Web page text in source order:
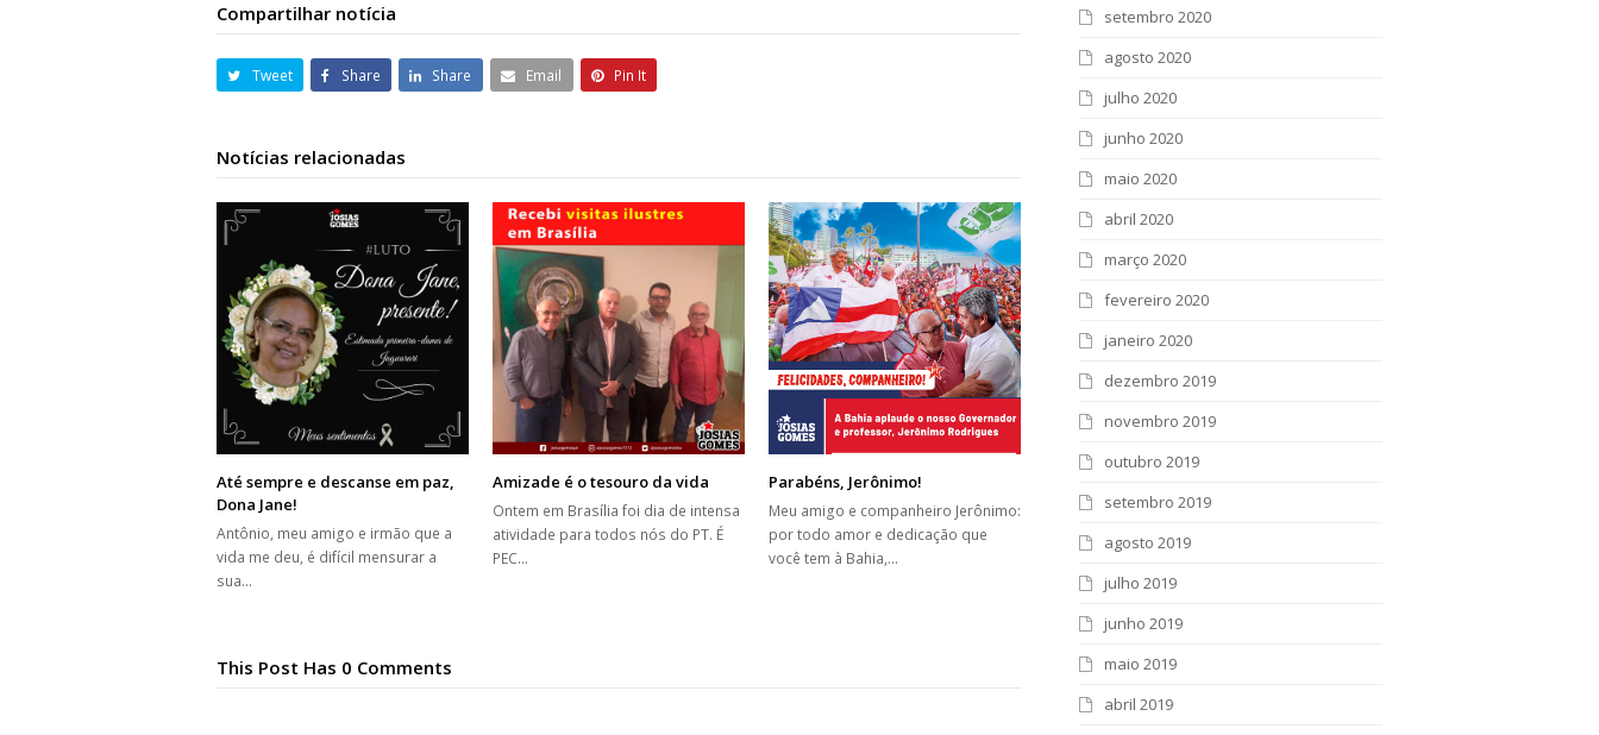
Compartilhar notícia
Tweet Share Share Email Pin It
Notícias relacionadas
Até sempre e descanse em paz,
Dona Jane!
Antônio, meu amigo e irmão que a
vida me deu, é difícil mensurar a
sua…
Amizade é o tesouro da vida
Ontem em Brasília foi dia de intensa
atividade para todos nós do PT. É
PEC…
Parabéns, Jerônimo!
Meu amigo e companheiro Jerônimo:
por todo amor e dedicação que
você tem à Bahia,…
This Post Has 0 Comments
setembro 2020
agosto 2020
julho 2020
junho 2020
maio 2020
abril 2020
março 2020
fevereiro 2020
janeiro 2020
dezembro 2019
novembro 2019
outubro 2019
setembro 2019
agosto 2019
julho 2019
junho 2019
maio 2019
abril 2019